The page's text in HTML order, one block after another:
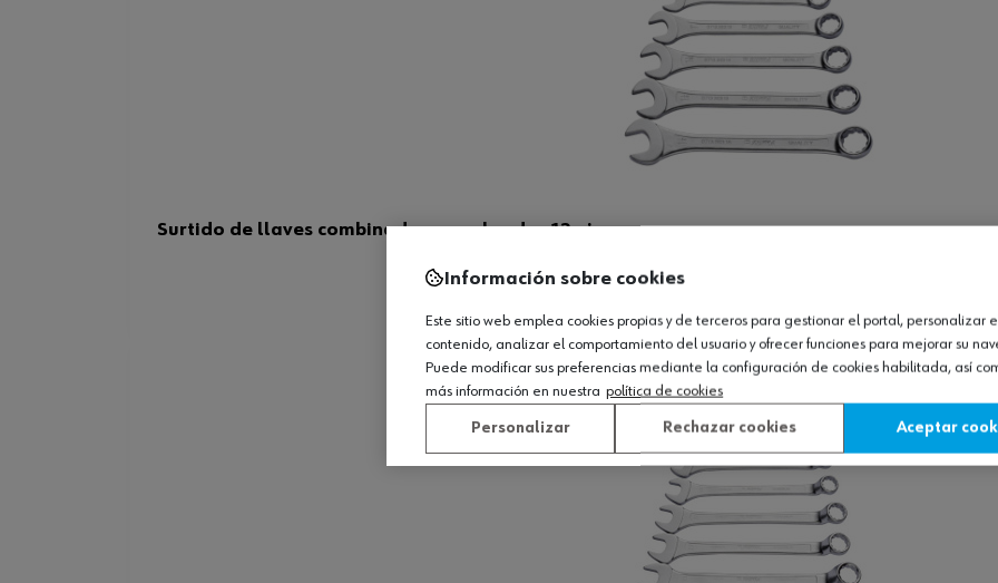
Surtido de llaves combinadas en pulgadas 12 piezas
Información sobre cookies
Este sitio web emplea cookies propias y de terceros para gestionar el portal, personalizar
contenido, analizar el comportamiento del usuario y ofrecer funciones para mejorar su
Puede modificar sus preferencias mediante la configuración de cookies habilitada, así
más información en nuestra política de cookies
Personalizar Rechazar cookies Aceptar